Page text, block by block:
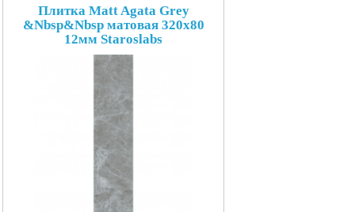
Плитка Matt Agata Grey
&Nbsp&Nbsp матовая 320x80
12мм Staroslabs